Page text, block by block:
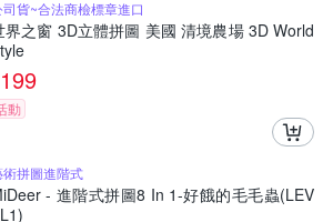
司貨~合法商檢標章進口
界之窗 3D立體拼圖 美國 清境農場 3D World
199
動
術拼圖進階式
- 進階式拼圖8 In 1-好餓的毛毛蟲(LEV